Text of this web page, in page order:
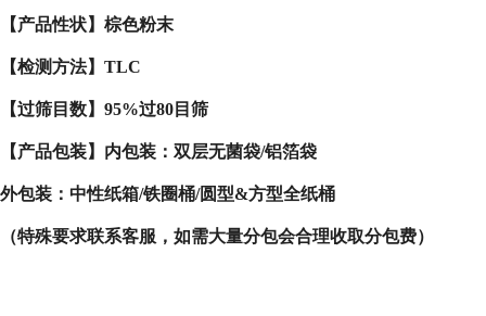
【产品性状】棕色粉末
【检测方法】TLC
【过筛目数】95%过80目筛
【产品包装】内包装：双层无菌袋/铝箔袋
外包装：中性纸箱/铁圈桶/圆型&方型全纸桶
（特殊要求联系客服，如需大量分包会合理收取分包费）